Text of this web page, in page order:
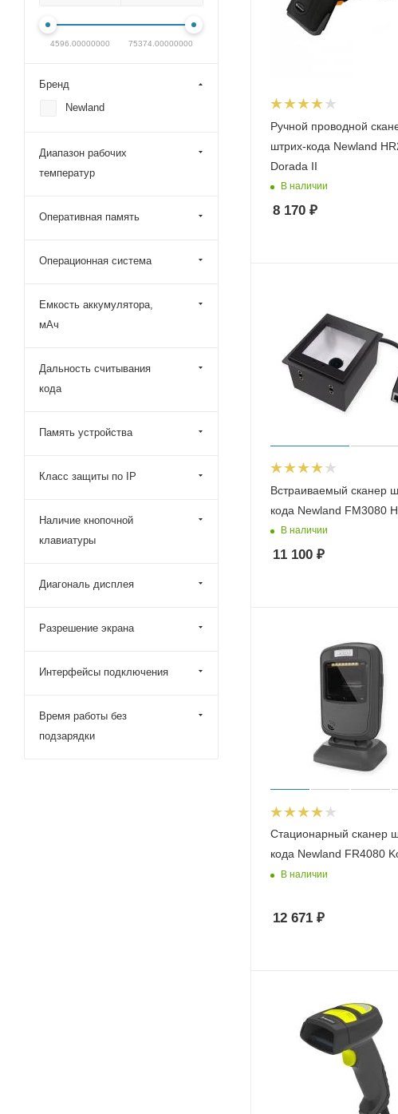
Ручной проводной
штрих-кода Newland
Dorada II
В наличии
8 170 ₽
Встраиваемый сканер
кода Newland FM3080
В наличии
11 100 ₽
Стационарный сканер
кода Newland FR4080
В наличии
12 671 ₽
4596.00000000 75374.00000000
Бренд
Newland
Диапазон рабочих
температур
Оперативная память
Операционная система
Емкость аккумулятора,
мАч
Дальность считывания
кода
Память устройства
Класс защиты по IP
Наличие кнопочной
клавиатуры
Диагональ дисплея
Разрешение экрана
Интерфейсы подключения
Время работы без
подзарядки